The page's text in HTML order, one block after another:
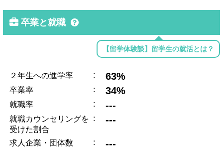
卒業と就職
【留学体験談】留学生の就活とは？
２年生への進学率 : 63%
卒業率 : 34%
就職率 : ---
就職カウンセリングを
受けた割合
: ---
求人企業・団体数 : ---